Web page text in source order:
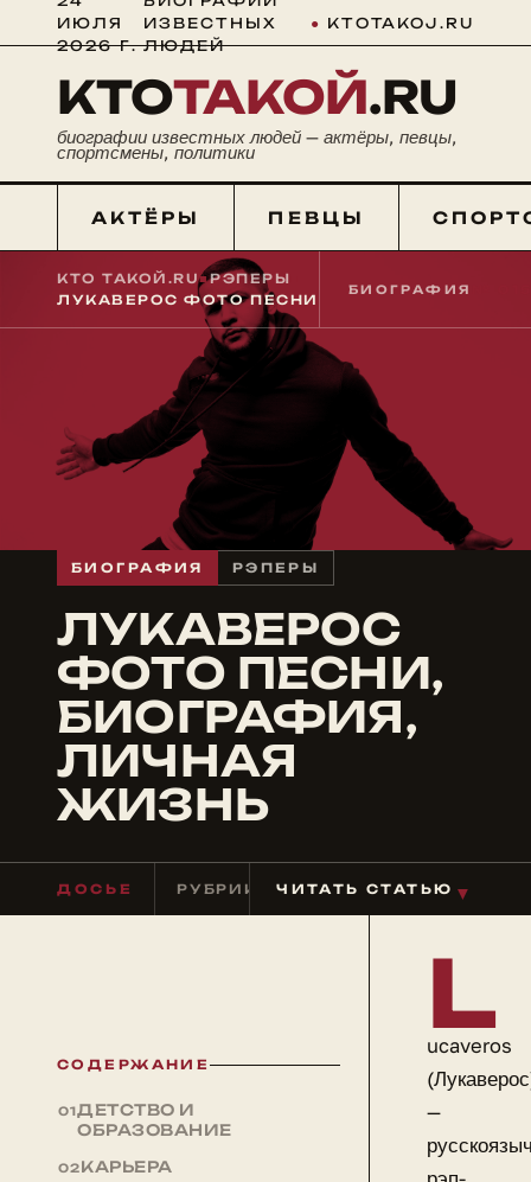
ИЮЛЯ
2026 Г.
ИЗВЕСТНЫХ
ЛЮДЕЙ
● KTOTAKOJ.RU
КТОТАКОЙ.RU
биографии известных людей — актёры, певцы,
спортсмены, политики
АКТЁРЫ ПЕВЦЫ
КТО ТАКОЙ.RU■РЭПЕРЫ
ЛУКАВЕРОС ФОТО ПЕСНИ
БИОГРАФИЯ
БИОГРАФИЯ РЭПЕРЫ
ЛУКАВЕРОС
ФОТО ПЕСНИ,
БИОГРАФИЯ,
ЛИЧНАЯ
ЖИЗНЬ
ДОСЬЕ РУБРИКАРЭПЕРЫ ЧТЕНИЕ
ЧИТАТЬ СТАТЬЮ ▼
СОДЕРЖАНИЕ
ДЕТСТВО И
ОБРАЗОВАНИЕ
КАРЬЕРА
L
ucaveros
—